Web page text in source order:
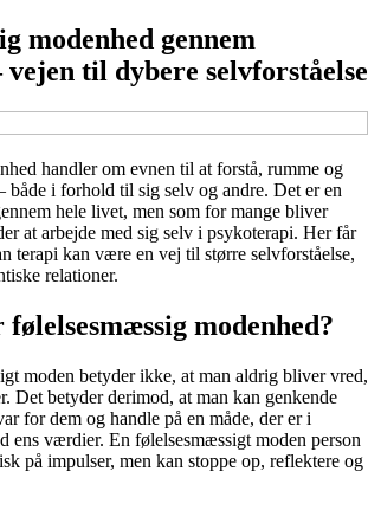
modenhed gennem
til dybere selvforståelse
handler om evnen til at forstå, rumme og
både i forhold til sig selv og andre. Det er en
hele livet, men som for mange bliver
at arbejde med sig selv i psykoterapi. Her får
terapi kan være en vej til større selvforståelse,
relationer.
modenhed?
moden betyder ikke, at man aldrig bliver vred,
Det betyder derimod, at man kan genkende
for dem og handle på en måde, der er i
ens værdier. En følelsesmæssigt moden person
på impulser, men kan stoppe op, reflektere og